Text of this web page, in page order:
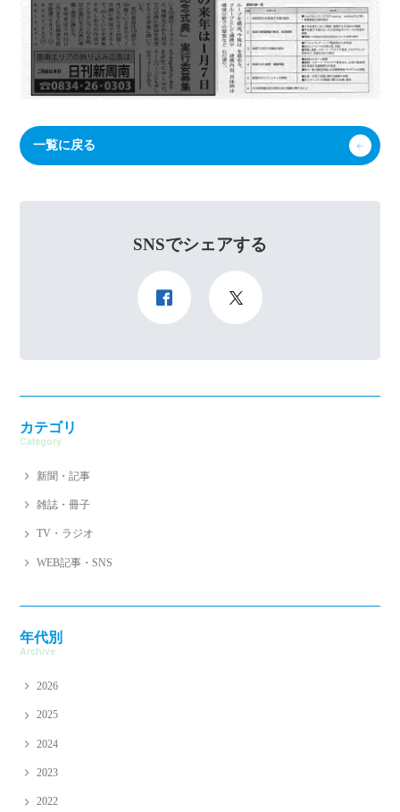
一覧に戻る
SNSでシェアする
カテゴリ
Category
新聞・記事
雑誌・冊子
TV・ラジオ
WEB記事・SNS
年代別
Archive
2026
2025
2024
2023
2022